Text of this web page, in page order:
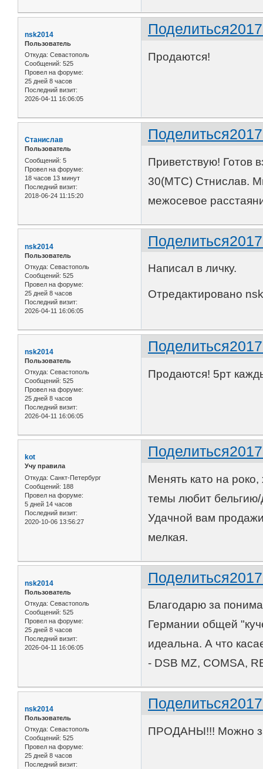
Поделиться
nsk2014
Пользователь
Откуда: Севастополь
Сообщений: 525
Провел на форуме:
25 дней 8 часов
Последний визит:
2026-04-11 16:06:05
Продаются!
Поделиться
Станислав
Пользователь
Сообщений: 5
Провел на форуме:
18 часов 13 минут
Последний визит:
2018-06-24 11:15:20
Приветствую! Готов
30(МТС) Стнислав.
межосевое
Поделиться
nsk2014
Пользователь
Откуда: Севастополь
Сообщений: 525
Провел на форуме:
25 дней 8 часов
Последний визит:
2026-04-11 16:06:05
Написал в личку.
Отредактировано
Поделиться
nsk2014
Пользователь
Откуда: Севастополь
Сообщений: 525
Провел на форуме:
25 дней 8 часов
Последний визит:
2026-04-11 16:06:05
Продаются! 5рт
Поделиться
kot
Учу правила
Откуда: Санкт-Петербург
Сообщений: 188
Провел на форуме:
5 дней 14 часов
Последний визит:
2020-10-06 13:56:27
Менять като на
темы любит
Удачной вам
мелкая.
Поделиться
nsk2014
Пользователь
Откуда: Севастополь
Сообщений: 525
Провел на форуме:
25 дней 8 часов
Последний визит:
2026-04-11 16:06:05
Благодарю за
Германии общей
идеальна. А что
- DSB MZ, COMSA,
Поделиться
nsk2014
Пользователь
Откуда: Севастополь
Сообщений: 525
Провел на форуме:
25 дней 8 часов
Последний визит:
ПРОДАНЫ!!! Можно